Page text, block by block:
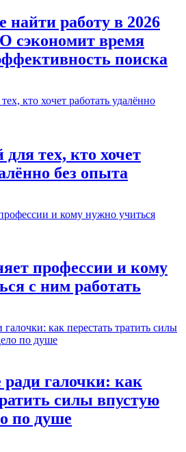
найти работу в 2026
сэкономит время
поиска
для тех, кто хочет
без опыта
профессии и кому
с ним работать
ради галочки: как
силы впустую
по душе